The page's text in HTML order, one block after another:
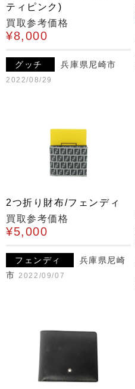
ティピンク)
買取参考価格
¥8,000
グッチ 兵庫県尼崎市
2022/08/29
2つ折り財布/フェンディ
買取参考価格
¥5,000
フェンディ
兵庫県尼崎
市 2022/09/07